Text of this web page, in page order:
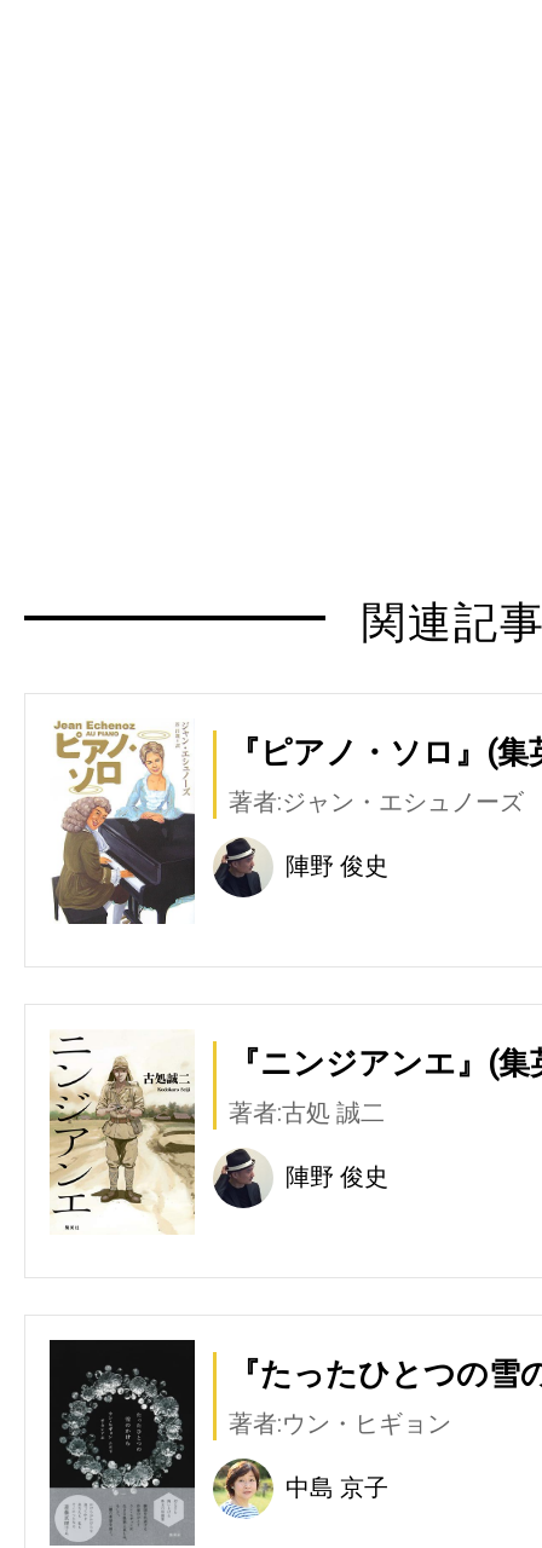
関連記
『ピアノ・ソロ』(集
著者:ジャン・エシュノーズ
陣野 俊史
『ニンジアンエ』(集
著者:古処 誠二
陣野 俊史
『たったひとつの雪
著者:ウン・ヒギョン
中島 京子